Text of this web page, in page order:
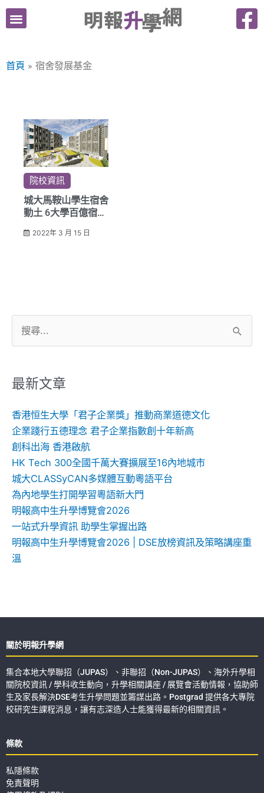
跳
內首頁 宿舍發展基金
院校資訊
城大馬鞍山學生宿舍
動土 6大學百億宿舍
工 2022年 3 月 15 日
尋
鍵
最新文章
香港恒生大學「君子企業獎」推動商業道德文化
企業踐行五德理念 君子企業指數創十年新高
創科出海 香港啟航
HK Tech 300全國千萬大賽擴展至16內地城市
城大CLASSyCAN多媒體互動粵語平台
為內地學生打開學習粵語新大門
明報高中生升學博覽會2026
一站式升學資訊 助學生掌握出路
明報高中生升學博覽會2026 | DSE放榜資訊及策略講座重
溫
關於明報升學網
集合本地大學聯招（JUPAS）、非聯招（Non-JUPAS）、海外升學相
關院校資訊 / 學科收生動向，升學相關講座 / 展覽會活動情報，協助師
生及家長解決DSE考生升學問題並籌謀出路。Postgrad 提供各大專院
校研究生課程消息，讓有志深造人士能獲得最新的相關資訊。
條款
私隱條款
免責聲明